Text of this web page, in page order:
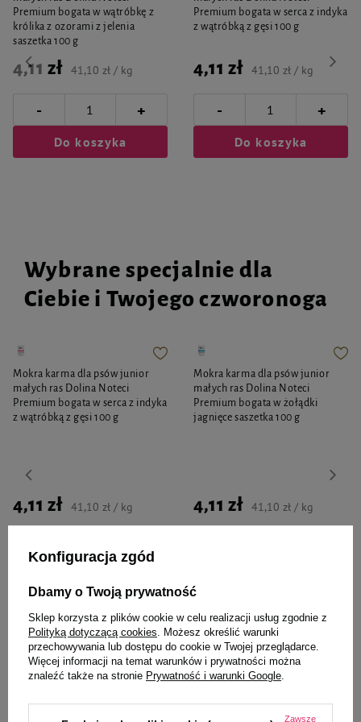
Opakowanie
butelka z kapslo-korkiem zapakowana w kartonik; pojemność: 250 ml
Premium bogata w wątróbkę z
królika z ozorami z jelenia
saszetka 100 g
4,11 zł 41,10 zł / kg
- +
Do koszyka
Premium bogata w serca z indyka
z wątróbką z gęsi 100 g
4,11 zł 41,10 zł / kg
- +
Do koszyka
Wybrane specjalnie dla
Ciebie i Twojego czworonoga
Mokra karma dla psów junior
małych ras Dolina Noteci
Premium bogata w serca z indyka
z wątróbką z gęsi 100 g
4,11 zł 41,10 zł / kg
+
Mokra karma dla psów junior
małych ras Dolina Noteci
Premium bogata w żołądki
jagnięce saszetka 100 g
4,11 zł 41,10 zł / kg
Zaufane i polecane przez
Konfiguracja zgód
Dbamy o Twoją prywatność
Sklep korzysta z plików cookie w celu realizacji usług zgodnie z
Polityką dotyczącą cookies . Możesz określić warunki
przechowywania lub dostępu do cookie w Twojej przeglądarce.
Więcej informacji na temat warunków i prywatności można
znaleźć także na stronie Prywatność i warunki Google
Zawsze